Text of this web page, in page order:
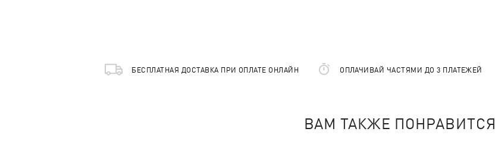
БЕСПЛАТНАЯ ДОСТАВКА ПРИ ОПЛАТЕ ОНЛАЙН ОПЛАЧИВАЙ ЧАСТЯМИ ДО 3 ПЛАТЕЖЕЙ
ВАМ ТАКЖЕ ПОНРАВИТСЯ